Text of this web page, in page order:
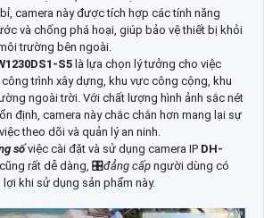
camera này được tích hợp các tính năng
và chống phá hoại, giúp bảo vệ thiết bị khỏi
trường bên ngoài.
S5 là lựa chọn lý tưởng cho việc
trình xây dựng, khu vực công cộng, khu
ngoài trời. Với chất lượng hình ảnh sắc nét
định, camera này chắc chắn hơn mang lại sự
theo dõi và quản lý an ninh.
sốviệc cài đặt và sử dụng camera IP DH-
cũng rất dễ dàng, 🎛đẳng cấp người dùng có
lợi khi sử dụng sản phẩm này.